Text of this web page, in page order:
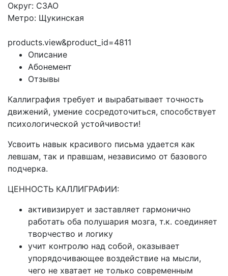
Округ: СЗАО
Метро: Щукинская
products.view&product_id=4811
Описание
Абонемент
Отзывы
Каллиграфия требует и вырабатывает точность
движений, умение сосредоточиться, способствует
психологической устойчивости!
Усвоить навык красивого письма удается как
левшам, так и правшам, независимо от базового
подчерка.
ЦЕННОСТЬ КАЛЛИГРАФИИ:
активизирует и заставляет гармонично
работать оба полушария мозга, т.к. соединяет
творчество и логику
учит контролю над собой, оказывает
упорядочивающее воздействие на мысли,
чего не хватает не только современным